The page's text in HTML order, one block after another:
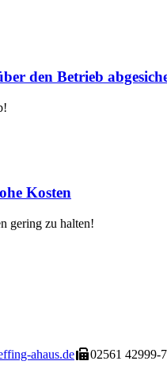
den Betrieb
Kosten
gering zu halten!
ahaus.de 02561 42999-